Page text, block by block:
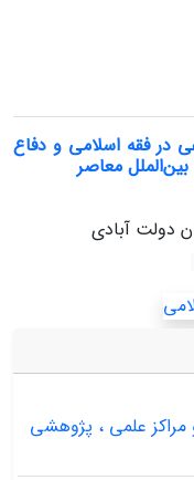
در فقه اسلامی و دفاع
معاصر
دولت آبادی
مراکز علمی ، پژوهشی